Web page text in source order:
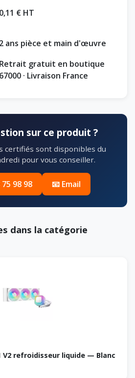
0,11 € HT
2 ans pièce et main d'œuvre
Retrait gratuit en boutique
67000 · Livraison France
sur ce produit ?
certifiés sont disponibles du
pour vous conseiller.
75 98 98 📧 Email
dans la catégorie
V2 refroidisseur liquide — Blanc